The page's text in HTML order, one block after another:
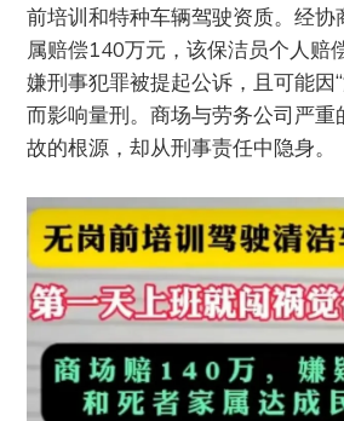
前培训和特种车辆驾驶资质。经协
属赔偿140万元，该保洁员个人赔
嫌刑事犯罪被提起公诉，且可能因
而影响量刑。商场与劳务公司严重
故的根源，却从刑事责任中隐身。